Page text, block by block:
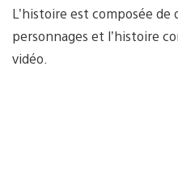
L’histoire est composée de
personnages et l’histoire
vidéo.